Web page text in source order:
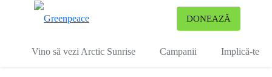
DONEAZĂ
Vino să vezi Arctic Sunrise Campanii Implică-te